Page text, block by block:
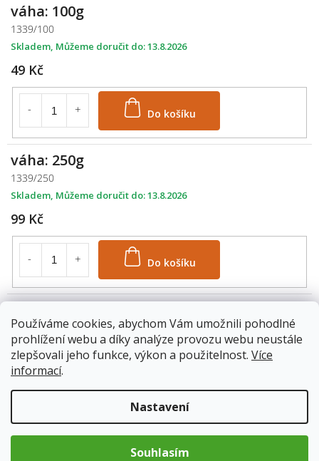
Používáme cookies, abychom Vám umožnili pohodlné
prohlížení webu a díky analýze provozu webu neustále
zlepšovali jeho funkce, výkon a použitelnost. Více
informací.
Nastavení
Souhlasím
váha: 100g
1339/100
49 Kč
Do košíku
Skladem 13.8.2026
váha: 250g
1339/250
99 Kč
Do košíku
Skladem 13.8.2026
1339/500
159 Kč
Do košíku
Skladem 13.8.2026